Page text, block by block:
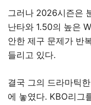
그러나 2026시즌은
난타와 1.50의 높은
안한 제구 문제가 반
들리고 있다.
결국 그의 드라마틱
에 놓였다. KBO리그